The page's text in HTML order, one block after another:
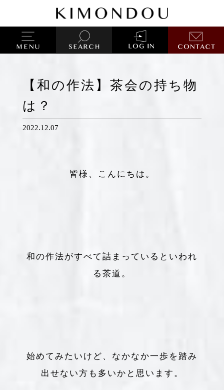
【和の作法】茶会の持ち物
は？
2022.12.07
皆様、こんにちは。
和の作法がすべて詰まっているといわれ
る茶道。
始めてみたいけど、なかなか一歩を踏み
出せない方も多いかと思います。